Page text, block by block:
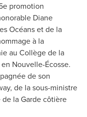
promotion
Diane
Océans et de la
à la
au Collège de la
Nouvelle-Écosse.
de son
, de la sous-ministre
la Garde côtière